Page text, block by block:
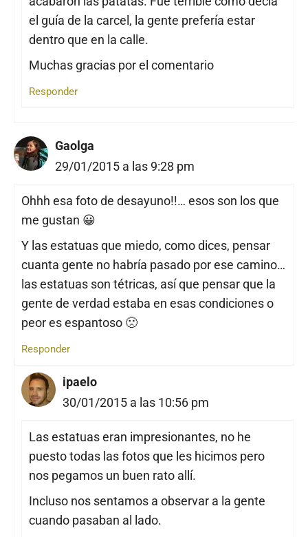
el guía de la carcel, la gente prefería estar
dentro que en la calle.
Muchas gracias por el comentario
Responder
Gaolga
29/01/2015 a las 9:28 pm
Ohhh esa foto de desayuno!!… esos son los que
me gustan 😀
Y las estatuas que miedo, como dices, pensar
cuanta gente no habría pasado por ese camino…
las estatuas son tétricas, así que pensar que la
gente de verdad estaba en esas condiciones o
peor es espantoso 🙁
Responder
ipaelo
30/01/2015 a las 10:56 pm
Las estatuas eran impresionantes, no he
puesto todas las fotos que les hicimos pero
nos pegamos un buen rato allí.
Incluso nos sentamos a observar a la gente
cuando pasaban al lado.